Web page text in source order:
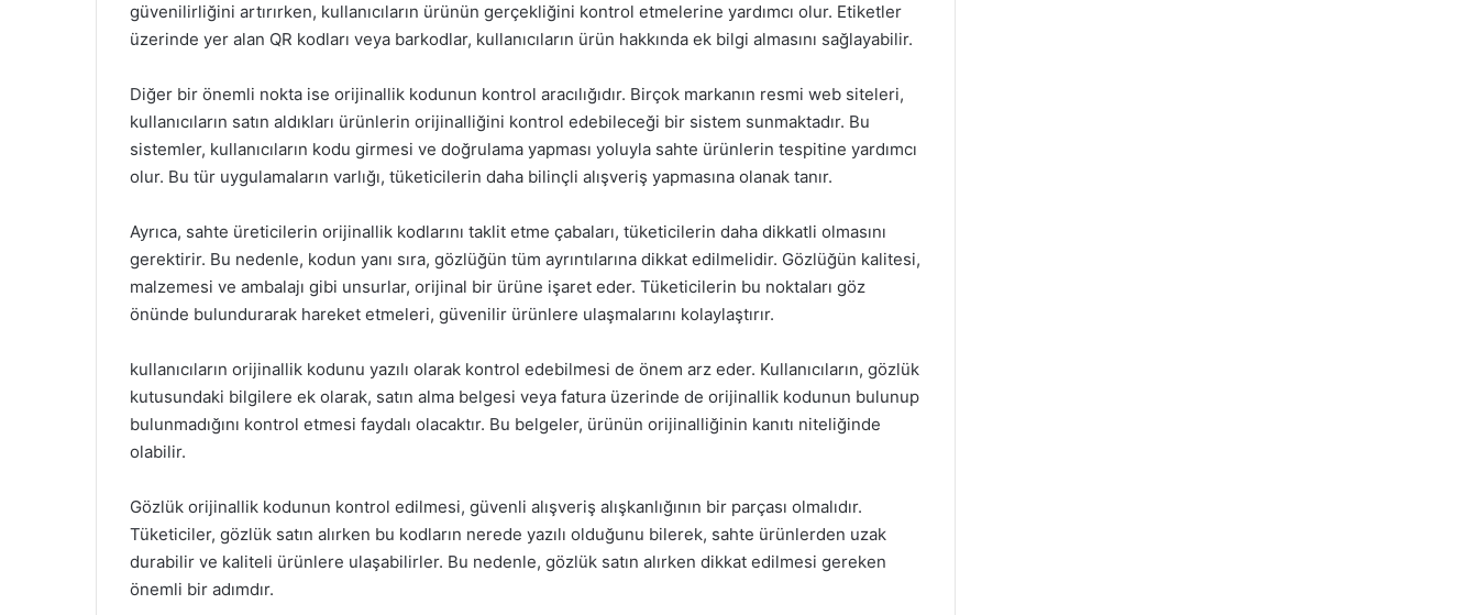
güvenilirliğini artırırken, kullanıcıların ürünün gerçekliğini kontrol etmelerine yardımcı olur. Etiketler
üzerinde yer alan QR kodları veya barkodlar, kullanıcıların ürün hakkında ek bilgi almasını sağlayabilir.
Diğer bir önemli nokta ise orijinallik kodunun kontrol aracılığıdır. Birçok markanın resmi web siteleri,
kullanıcıların satın aldıkları ürünlerin orijinalliğini kontrol edebileceği bir sistem sunmaktadır. Bu
sistemler, kullanıcıların kodu girmesi ve doğrulama yapması yoluyla sahte ürünlerin tespitine yardımcı
olur. Bu tür uygulamaların varlığı, tüketicilerin daha bilinçli alışveriş yapmasına olanak tanır.
Ayrıca, sahte üreticilerin orijinallik kodlarını taklit etme çabaları, tüketicilerin daha dikkatli olmasını
gerektirir. Bu nedenle, kodun yanı sıra, gözlüğün tüm ayrıntılarına dikkat edilmelidir. Gözlüğün kalitesi,
malzemesi ve ambalajı gibi unsurlar, orijinal bir ürüne işaret eder. Tüketicilerin bu noktaları göz
önünde bulundurarak hareket etmeleri, güvenilir ürünlere ulaşmalarını kolaylaştırır.
kullanıcıların orijinallik kodunu yazılı olarak kontrol edebilmesi de önem arz eder. Kullanıcıların, gözlük
kutusundaki bilgilere ek olarak, satın alma belgesi veya fatura üzerinde de orijinallik kodunun bulunup
bulunmadığını kontrol etmesi faydalı olacaktır. Bu belgeler, ürünün orijinalliğinin kanıtı niteliğinde
olabilir.
Gözlük orijinallik kodunun kontrol edilmesi, güvenli alışveriş alışkanlığının bir parçası olmalıdır.
Tüketiciler, gözlük satın alırken bu kodların nerede yazılı olduğunu bilerek, sahte ürünlerden uzak
durabilir ve kaliteli ürünlere ulaşabilirler. Bu nedenle, gözlük satın alırken dikkat edilmesi gereken
önemli bir adımdır.